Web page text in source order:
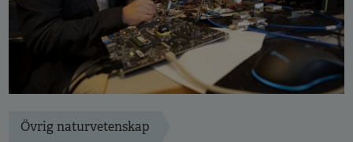
Övrig naturvetenskap